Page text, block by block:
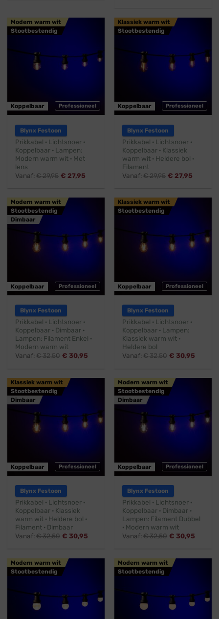
Professioneel
Modern warm wit
Stootbestendig
Koppelbaar
Blynx Festoon
Prikkabel · Lichtsnoer ·
Koppelbaar · Lampen:
Modern warm wit · Met
lens
Vanaf:€29,95 € 27,95
Professioneel
Klassiek warm wit
Stootbestendig
Koppelbaar
Blynx Festoon
Prikkabel · Lichtsnoer ·
Koppelbaar · Klassiek
warm wit · Heldere bol ·
Filament
Vanaf:€29,95 € 27,95
Professioneel
Modern warm wit
Stootbestendig
Dimbaar
Koppelbaar
Blynx Festoon
Prikkabel · Lichtsnoer ·
Koppelbaar · Dimbaar ·
Lampen: Filament Enkel ·
Modern warm wit
Vanaf:€32,50 € 30,95
Professioneel
Klassiek warm wit
Stootbestendig
Koppelbaar
Blynx Festoon
Prikkabel · Lichtsnoer ·
Koppelbaar · Lampen:
Klassiek warm wit ·
Heldere bol
Vanaf:€32,50 € 30,95
Professioneel
Klassiek warm wit
Stootbestendig
Dimbaar
Koppelbaar
Blynx Festoon
Prikkabel · Lichtsnoer ·
Koppelbaar · Klassiek
warm wit · Heldere bol ·
Filament · Dimbaar
Vanaf:€32,50 € 30,95
Professioneel
Modern warm wit
Stootbestendig
Dimbaar
Koppelbaar
Blynx Festoon
Prikkabel · Lichtsnoer ·
Koppelbaar · Dimbaar ·
Lampen: Filament Dubbel
· Modern warm wit
Vanaf:€32,50 € 30,95
Modern warm wit
Stootbestendig
Modern warm wit
Stootbestendig